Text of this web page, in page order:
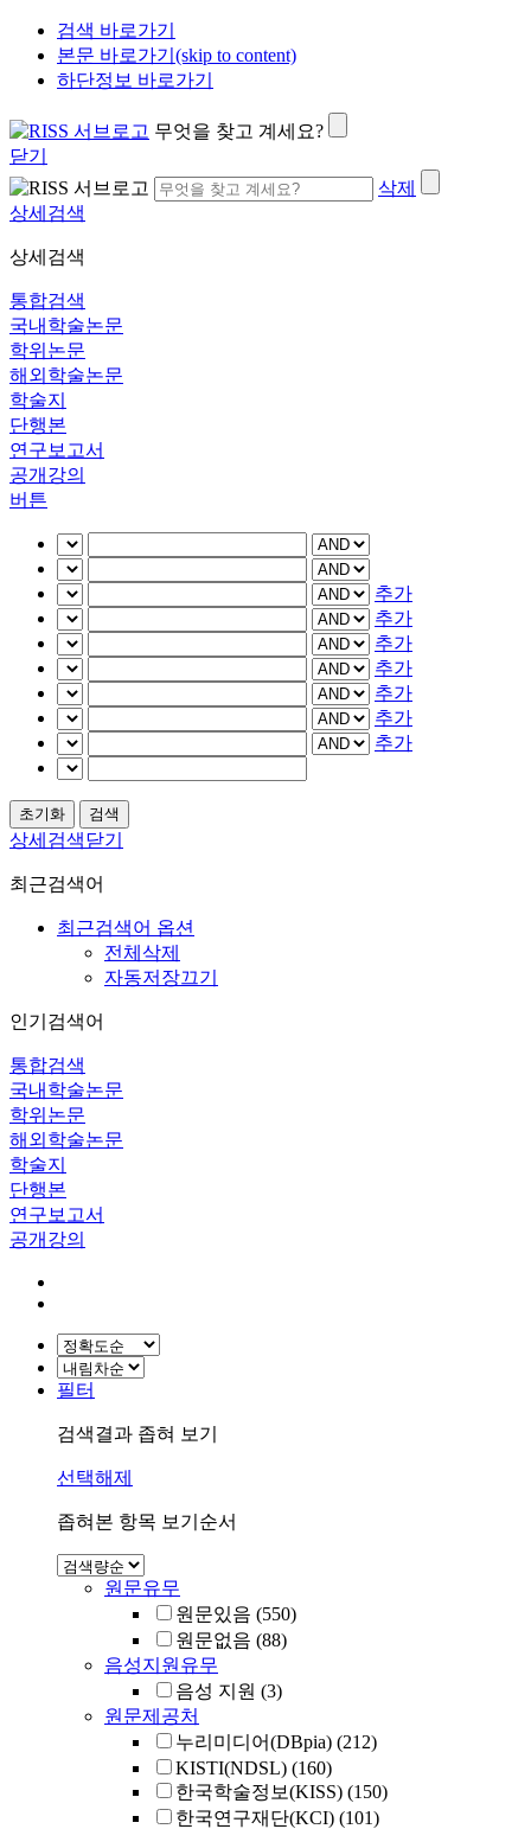
검색 바로가기
본문 바로가기(skip to content)
하단정보 바로가기
무엇을 찾고 계세요?
닫기
삭제
상세검색
상세검색
통합검색
국내학술논문
학위논문
해외학술논문
학술지
단행본
연구보고서
공개강의
버튼
추가
추가
추가
추가
추가
추가
추가
상세검색닫기
최근검색어
최근검색어 옵션
전체삭제
자동저장끄기
인기검색어
통합검색
국내학술논문
학위논문
해외학술논문
학술지
단행본
연구보고서
공개강의
필터
검색결과 좁혀 보기
선택해제
좁혀본 항목 보기순서
원문유무
원문있음 (550)
원문없음 (88)
음성지원유무
음성 지원 (3)
원문제공처
누리미디어(DBpia) (212)
KISTI(NDSL) (160)
한국학술정보(KISS) (150)
한국연구재단(KCI) (101)